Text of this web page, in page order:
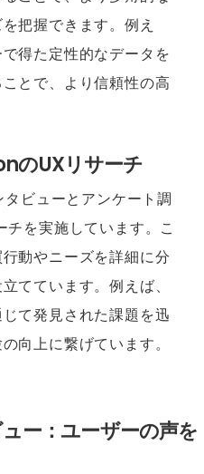
把握できます。例え
得た定性的なデータを
とで、より信頼性の高
のUXリサーチ
ビューとアンケート調
を実施しています。こ
動やニーズを詳細に分
てています。例えば、
て発見された課題を迅
向上に繋げています。
ー：ユーザーの声を